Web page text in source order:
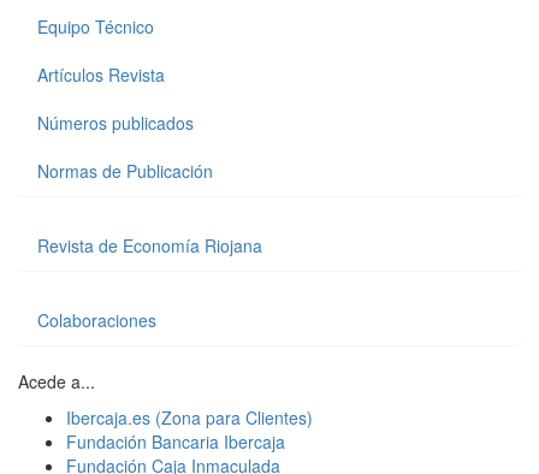
Equipo Técnico
Artículos Revista
Números publicados
Normas de Publicación
Revista de Economía Riojana
Colaboraciones
Acede a...
Ibercaja.es (Zona para Clientes)
Fundación Bancaria Ibercaja
Fundación Caja Inmaculada